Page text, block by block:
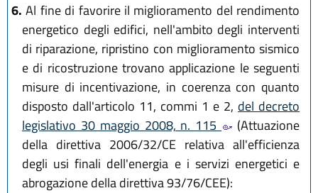
6. Al fine di favorire il miglioramento del rendimento
energetico degli edifici, nell'ambito degli interventi
di riparazione, ripristino con miglioramento sismico
e di ricostruzione trovano applicazione le seguenti
misure di incentivazione, in coerenza con quanto
disposto dall'articolo 11, commi 1 e 2, del decreto
legislativo 30 maggio 2008, n. 115
(Attuazione
della direttiva 2006/32/CE relativa all'efficienza
degli usi finali dell'energia e i servizi energetici e
abrogazione della direttiva 93/76/CEE):